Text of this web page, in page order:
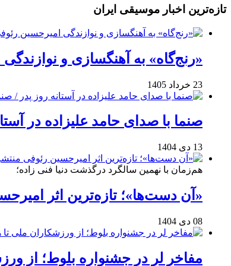
تازه‌ترین اخبار موسیقی ایران
«رنج‌گاه» به آهنگسازی و
23 خرداد 1405
صنما با صدای حامد علیزاده در
13 دی 1404
هم‌زمان با نهمین سالگرد درگذشت دنیا فنی زاده؛
«آن دست‌ها»؛ تازه‌ترین اثر
08 دی 1404
مفاخر لر در جشنواره بلوط؛ از